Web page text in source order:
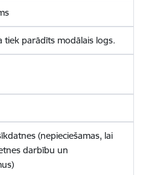
tiek parādīts modālais logs.
(nepieciešamas, lai
darbību un